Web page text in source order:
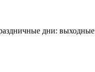
дни: выходные